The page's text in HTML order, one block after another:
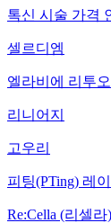
톡신 시술 가격
셀르디엠
엘라비에 리투오
리니어지
고우리
피팅(PTing) 레
Re:Cella (리셀